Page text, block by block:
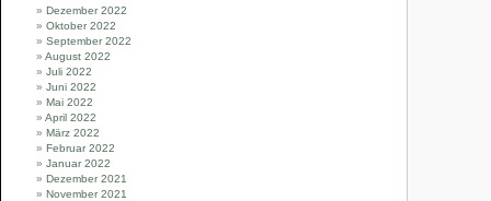
Dezember 2022
Oktober 2022
September 2022
August 2022
Juli 2022
Juni 2022
Mai 2022
April 2022
März 2022
Februar 2022
Januar 2022
Dezember 2021
November 2021